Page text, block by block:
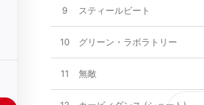
9 スティールビート
10 グリーン・ラボラトリー
11 無敵